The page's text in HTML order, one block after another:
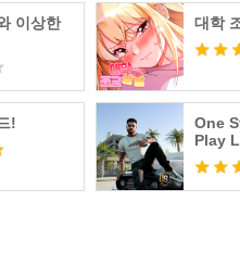
요합니다. Roblox는 Wi-Fi 환
이상한
대학
!
One
Play